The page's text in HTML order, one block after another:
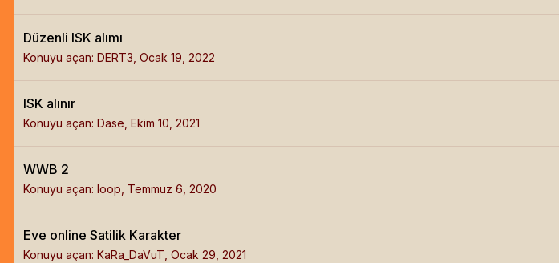
Düzenli ISK alımı
Konuyu açan: DERT3 Ocak 19, 2022
ISK alınır
Konuyu açan: Dase Ekim 10, 2021
WWB 2
Konuyu açan: loop Temmuz 6, 2020
Eve online Satilik Karakter
Konuyu açan: KaRa_DaVuT Ocak 29, 2021